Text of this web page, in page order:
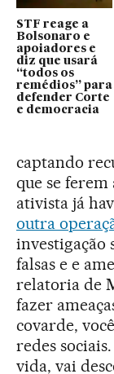
STF reage a
Bolsonaro e
apoiadores e
diz que usará
“todos os
remédios” para
defender Corte
e democracia
captando
que se ferem
ativista já
outra
investigação
falsas e e
relatoria de
fazer
covarde,
redes
vida, vai